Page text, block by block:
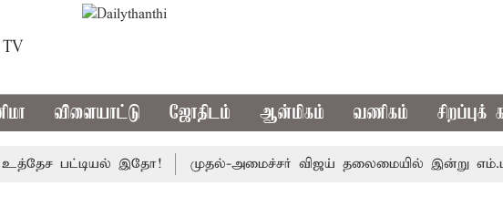
விளையாட்டு ஜோதிடம் ஆன்மிகம் வணிகம்
பட்டியல் இதோ! முதல்-அமைச்சர் விஜய் தலைமையில் இன்று எம்.பி.க்கள்